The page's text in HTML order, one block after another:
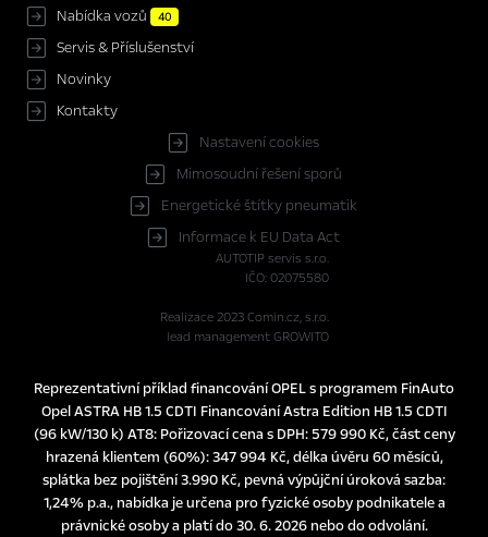
Nabídka vozů
40
Servis & Příslušenství
Novinky
Kontakty
Nastavení cookies
Mimosoudní řešení sporů
Energetické štítky pneumatik
Informace k EU Data Act
AUTOTIP servis s.r.o.
IČO: 02075580
Realizace 2023 Comin.cz, s.r.o.
lead management GROWITO
Reprezentativní příklad financování OPEL s programem FinAuto
Opel ASTRA HB 1.5 CDTI Financování Astra Edition HB 1.5 CDTI
(96 kW/130 k) AT8: Pořizovací cena s DPH: 579 990 Kč, část ceny
hrazená klientem (60%): 347 994 Kč, délka úvěru 60 měsíců,
splátka bez pojištění 3.990 Kč, pevná výpůjční úroková sazba:
1,24% p.a., nabídka je určena pro fyzické osoby podnikatele a
právnické osoby a platí do 30. 6. 2026 nebo do odvolání.